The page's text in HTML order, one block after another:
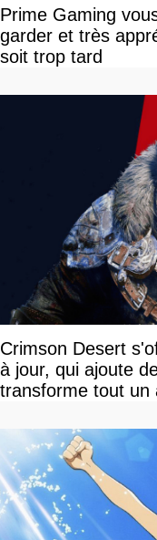
Prime Gaming
garder et très
soit trop tard
Crimson Desert
à jour, qui ajoute
transforme tout un